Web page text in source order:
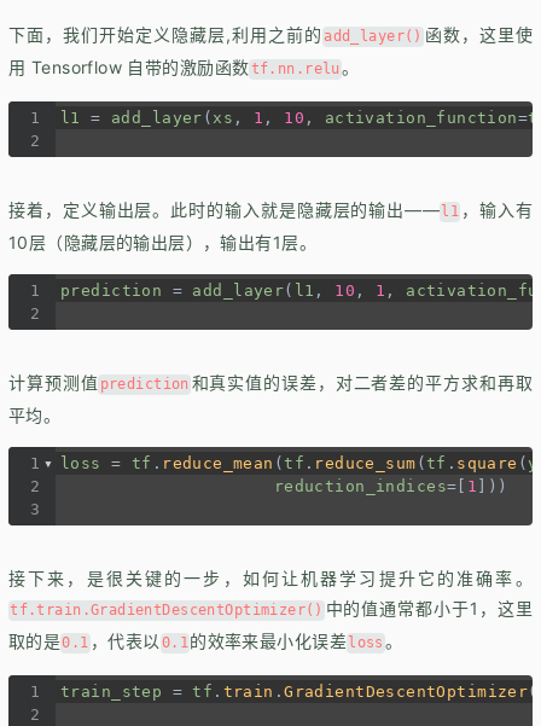
下面，我们开始定义隐藏层,利用之前的 add_layer() 函数，这里使
用 Tensorflow 自带的激励函数tf.nn.relu 。
1 l1 = add_layer (xs , 1 , 10 , activation_function=
2
接着，定义输出层。此时的输入就是隐藏层的输出—— l1 ，输入有
10层（隐藏层的输出层），输出有1层。
1 prediction = add_layer( l1 , 10 , 1 ,
2
计算预测值 prediction 和真实值的误差，对二者差的平方求和再取
平均。
1 loss = tf . reduce_mean (tf . reduce_sum ( tf . square (
2
reduction_indices= 1 ]))
3
接下来，是很关键的一步，如何让机器学习提升它的准确率。
tf.train.GradientDescentOptimizer() 中的值通常都小于1，这里
取的是0.1 ，代表以 0.1的效率来最小化误差 loss 。
1 train_step = tf . train .GradientDescentOptimizer(
2